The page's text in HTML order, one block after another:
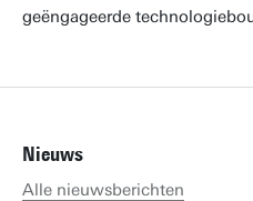
geëngageerde
Nieuws
Alle nieuwsberichten